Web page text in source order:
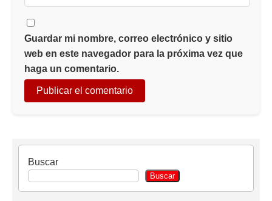
Guardar mi nombre, correo electrónico y sitio
web en este navegador para la próxima vez que
haga un comentario.
Buscar
Buscar